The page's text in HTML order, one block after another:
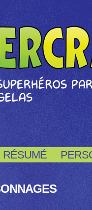
RÉSUMÉ